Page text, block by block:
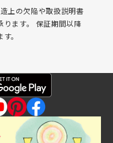
上の欠陥や取扱説明書
ります。 保証期間以降
。